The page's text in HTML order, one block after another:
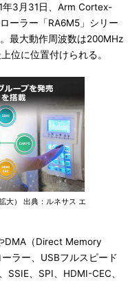
3月31日、Arm Cortex-
ーラー「RA6M5」シリー
最大動作周波数は200MHz
位に位置付けられる。
大） 出典：ルネサス エ
DMA（Direct Memory
ラー、USBフルスピード
SSIE、SPI、HDMI-CEC、